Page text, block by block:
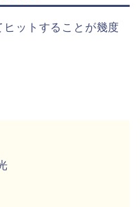
ットすることが幾度